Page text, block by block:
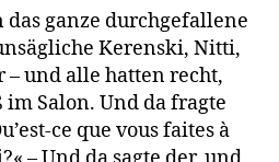
ganze durchgefallene
Kerenski, Nitti,
und alle hatten recht,
Salon. Und da fragte
ce que vous faites à